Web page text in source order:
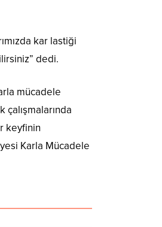
kar lastiği
dedi.
mücadele
keyfinin
Karla Mücadele